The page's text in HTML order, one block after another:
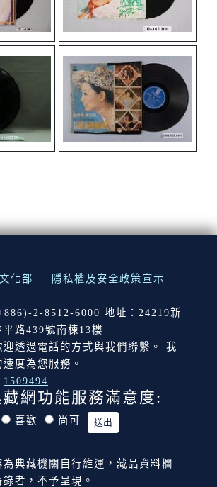
文化部
隱私權及安全政策宣示
2-8512-6000 地址：24219新
平路439號南棟13樓
迎透過電話的方式與我們聯繫。 我
度為您服務。
1509494
網功能服務滿意度:
喜歡 尚可
典藏機關自行維運，藏品資料欄
者，不予呈現。